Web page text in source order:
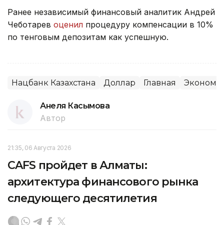
Ранее независимый финансовый аналитик Андрей
Чеботарев оценил процедуру компенсации в 10%
по тенговым депозитам как успешную.
Нацбанк Казахстана Доллар Главная
Анеля Касымова
Автор
21:35, 06 Августа 2026
CAFS пройдет в Алматы:
архитектура финансового рынка
следующего десятилетия